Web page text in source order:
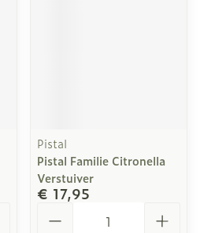
Pistal
Pistal Familie Citronella
Verstuiver
€ 17,95